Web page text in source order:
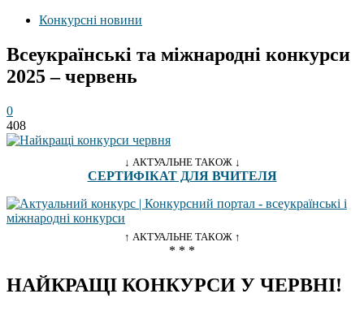
Конкурсні новини
Всеукраїнські та міжнародні конкурси
2025 – червень
0
408
↓ АКТУАЛЬНЕ ТАКОЖ ↓
СЕРТИФІКАТ ДЛЯ ВЧИТЕЛЯ
↑ АКТУАЛЬНЕ ТАКОЖ ↑
* * *
НАЙКРАЩІ КОНКУРСИ У ЧЕРВНІ!